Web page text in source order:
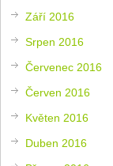
Září 2016
Srpen 2016
Červenec 2016
Červen 2016
Květen 2016
Duben 2016